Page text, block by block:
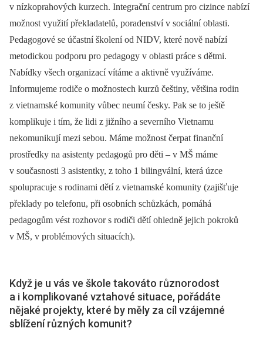
v nízkoprahových kurzech. Integrační centrum pro cizince nabízí
možnost využití překladatelů, poradenství v sociální oblasti.
Pedagogové se účastní školení od NIDV, které nově nabízí
metodickou podporu pro pedagogy v oblasti práce s dětmi.
Nabídky všech organizací vítáme a aktivně využíváme.
Informujeme rodiče o možnostech kurzů češtiny, většina rodin
z vietnamské komunity vůbec neumí česky. Pak se to ještě
komplikuje i tím, že lidi z jižního a severního Vietnamu
nekomunikují mezi sebou. Máme možnost čerpat finanční
prostředky na asistenty pedagogů pro děti –⁠ v MŠ máme
v současnosti 3 asistentky, z toho 1 bilingvální, která úzce
spolupracuje s rodinami dětí z vietnamské komunity (zajišťuje
překlady po telefonu, při osobních schůzkách, pomáhá
pedagogům vést rozhovor s rodiči dětí ohledně jejich pokroků
v MŠ, v problémových situacích).
Když je u vás ve škole takováto různorodost
a i komplikované vztahové situace, pořádáte
nějaké projekty, které by měly za cíl vzájemné
sblížení různých komunit?